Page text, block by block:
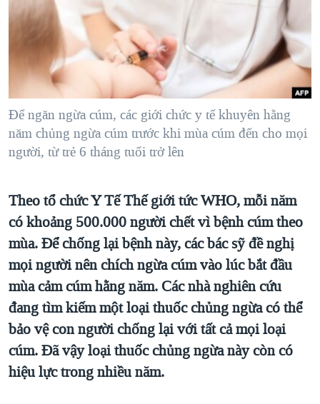
"Tìm"NGƯỜI VIỆT HẢI NGOẠI
ĐỜI SỐNG
KINH TẾ
KHOA HỌC
SỨC KHOẺ
VĂN HOÁ
GIÁO DỤC
TẠI
HÀNH TRÌNH BẦU CỬ 2024
MỘT NĂM CHIẾN TRANH TẠI DẢI GAZA
GIẢI MÃ VÀNH ĐAI & CON ĐƯỜNG
TRỊNH VĨNH BÌNH - NGƯỜI HẠ 'BÊN THẮNG CUỘC'
GROUND ZERO – XƯA VÀ NAY
CÁC GIÁ TRỊ CỘNG HÒA Ở VIỆT NAM
THƯỢNG ĐỈNH TRUMP-KIM TẠI VIỆT NAM
TRỊNH VĨNH BÌNH VS. CHÍNH PHỦ VIỆT NAM
NGƯ DÂN VIỆT VÀ LÀN SÓNG TRỘM HẢI SÂM
BÊN KIA QUỐC LỘ: TIẾNG VỌNG TỪ NÔNG THÔN MỸ
QUAN HỆ VIỆT MỸ
VIDEO
NGHE
MẠNG XÃ HỘI
Ngôn ngữ khác
Để ngăn ngừa cúm, các giới chức y tế khuyên hằng
năm chủng ngừa cúm trước khi mùa cúm đến cho mọi
người, từ trẻ 6 tháng tuổi trở lên
Theo tổ chức Y Tế Thế giới tức WHO, mỗi năm
có khoảng 500.000 người chết vì bệnh cúm theo
mùa. Để chống lại bệnh này, các bác sỹ đề nghị
mọi người nên chích ngừa cúm vào lúc bắt đầu
mùa cảm cúm hằng năm. Các nhà nghiên cứu
đang tìm kiếm một loại thuốc chủng ngừa có thể
bảo vệ con người chống lại với tất cả mọi loại
cúm. Đã vậy loại thuốc chủng ngừa này còn có
hiệu lực trong nhiều năm.